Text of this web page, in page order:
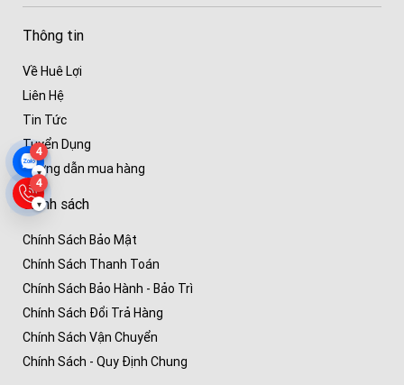
4
▾
4
▾
Thông tin
Về Huê Lợi
Liên Hệ
Tin Tức
Tuyển Dụng
Hướng dẫn mua hàng
Chính sách
Chính Sách Bảo Mật
Chính Sách Thanh Toán
Chính Sách Bảo Hành - Bảo Trì
Chính Sách Đổi Trả Hàng
Chính Sách Vận Chuyển
Chính Sách - Quy Định Chung